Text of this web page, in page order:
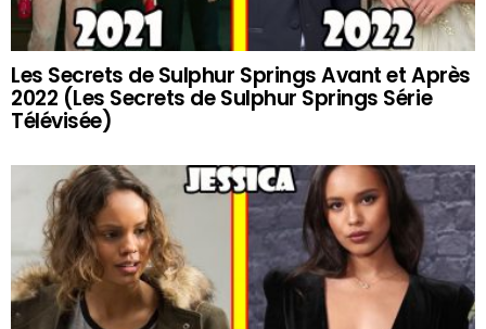
Les Secrets de Sulphur Springs Avant et Après
2022 (Les Secrets de Sulphur Springs Série
Télévisée)